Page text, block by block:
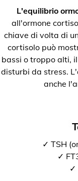
L'equilibrio
all'ormone
chiave di volta di
cortisolo può
bassi o troppo alti,
disturbi da stress.
anche
✓ TSH
✓
✓